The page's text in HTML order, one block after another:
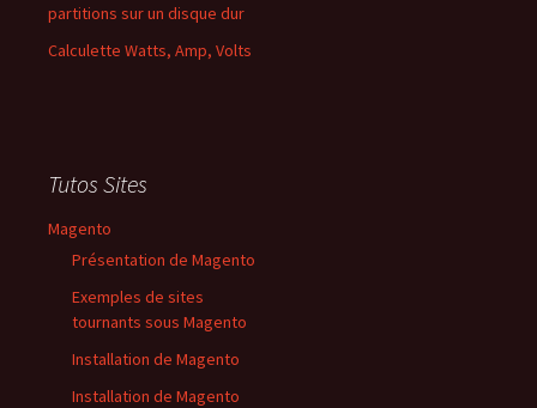
partitions sur un disque dur
Calculette Watts, Amp, Volts
Tutos Sites
Magento
Présentation de Magento
Exemples de sites
tournants sous Magento
Installation de Magento
Installation de Magento